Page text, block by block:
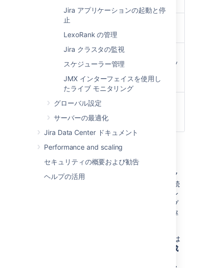
Jira アプリケーションの起動と停
止
LexoRank の管理
Jira クラスタの監視
スケジューラー管理
JMX インターフェイスを使用し
たライブ モニタリング
グローバル設定
サーバーの最適化
Jira Data Center ドキュメント
Performance and scaling
セキュリティの概要および勧告
ヘルプの活用
いつもで取り消
し可能。
最新のインデッ
クスを保持し、
インデックスを再作成、
最適化し、古いインデッ
ディスク フラグ
が発生します。
す。
バックグラウンドでインデックス再作成する
このオプションを使用すると、インデック
スの再作成時に Jira インスタンスを引き続
き使用可能にすることができますが、イン
スタンスの速度は遅くなります。このオプ
ションを実行する必要がある場合、使用率
さらに、ディスク フラグメンテーションは
バックグラウンドでのインデックス再作成